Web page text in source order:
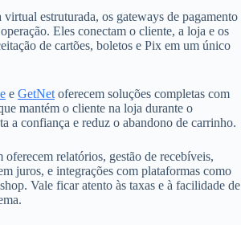
estruturada, os gateways de pagamento
Eles conectam o cliente, a loja e os
de cartões, boletos e Pix em um único
e GetNet oferecem soluções completas com
mantém o cliente na loja durante o
a confiança e reduz o abandono de carrinho.
oferecem relatórios, gestão de recebíveis,
juros, e integrações com plataformas como
Vale ficar atento às taxas e à facilidade de